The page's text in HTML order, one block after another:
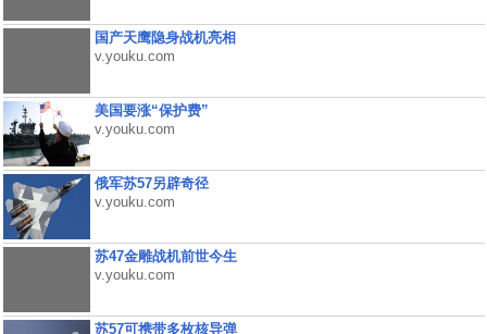
国产天鹰隐身战机亮相
v.youku.com
美国要涨“保护费”
v.youku.com
俄军苏57另辟奇径
v.youku.com
苏47金雕战机前世今生
v.youku.com
苏57可携带多枚核导弹